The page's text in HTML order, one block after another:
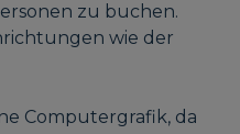
zu buchen.
wie der
Computergrafik, da